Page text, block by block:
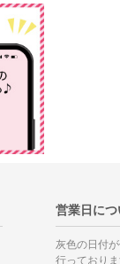
営業日につ
灰色の日付
行っておりま